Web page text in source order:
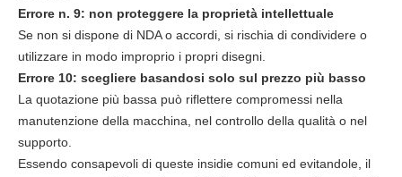
Errore n. 9: non proteggere la proprietà intellettuale
Se non si dispone di NDA o accordi, si rischia di condividere o
utilizzare in modo improprio i propri disegni.
Errore 10: scegliere basandosi solo sul prezzo più basso
La quotazione più bassa può riflettere compromessi nella
manutenzione della macchina, nel controllo della qualità o nel
supporto.
Essendo consapevoli di queste insidie comuni ed evitandole, il